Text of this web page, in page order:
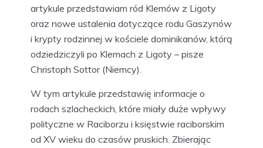
artykule przedstawiam ród Klemów z Ligoty
oraz nowe ustalenia dotyczące rodu Gaszynów
i krypty rodzinnej w kościele dominikanów, którą
odziedziczyli po Klemach z Ligoty – pisze
Christoph Sottor (Niemcy).
W tym artykule przedstawię informacje o
rodach szlacheckich, które miały duże wpływy
polityczne w Raciborzu i księstwie raciborskim
od XV wieku do czasów pruskich. Zbierając